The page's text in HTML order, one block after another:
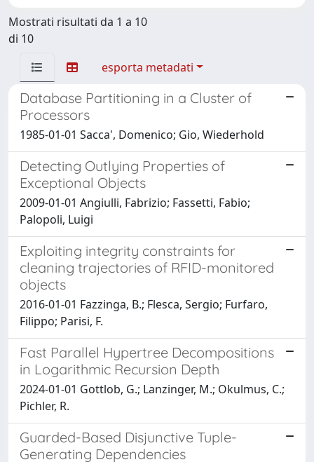
Mostrati risultati da 1 a 10
di 10
esporta metadati
Database Partitioning in a Cluster of
Processors
1985-01-01 Sacca', Domenico; Gio, Wiederhold
Detecting Outlying Properties of
Exceptional Objects
2009-01-01 Angiulli, Fabrizio; Fassetti, Fabio;
Palopoli, Luigi
Exploiting integrity constraints for
cleaning trajectories of RFID-monitored
objects
2016-01-01 Fazzinga, B.; Flesca, Sergio; Furfaro,
Filippo; Parisi, F.
Fast Parallel Hypertree Decompositions
in Logarithmic Recursion Depth
2024-01-01 Gottlob, G.; Lanzinger, M.; Okulmus, C.;
Pichler, R.
Guarded-Based Disjunctive Tuple-
Generating Dependencies